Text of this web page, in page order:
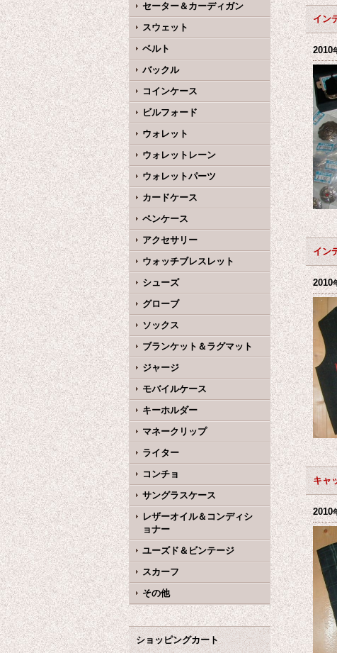
セーター＆カーディガン
スウェット
ベルト
バックル
コインケース
ビルフォード
ウォレット
ウォレットレーン
ウォレットパーツ
カードケース
ペンケース
アクセサリー
ウォッチブレスレット
シューズ
グローブ
ソックス
ブランケット＆ラグマット
ジャージ
モバイルケース
キーホルダー
マネークリップ
ライター
コンチョ
サングラスケース
レザーオイル＆コンディシ
ョナー
ユーズド＆ビンテージ
スカーフ
その他
ショッピングカート
イン
2010
イン
2010
キャ
2010